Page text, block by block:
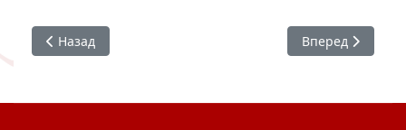
Предыдущий: Арт-кластер «Таврида» 2025
Назад Следующий:
Вперед